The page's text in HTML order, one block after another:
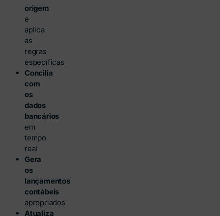
origem
e
aplica
as
regras
específicas
Concilia
com
os
dados
bancários
em
tempo
real
Gera
os
lançamentos
contábeis
apropriados
Atualiza